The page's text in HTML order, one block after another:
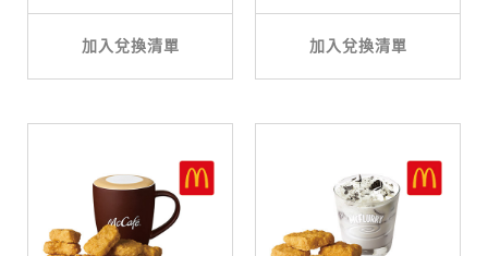
加入兌換清單 加入兌換清單